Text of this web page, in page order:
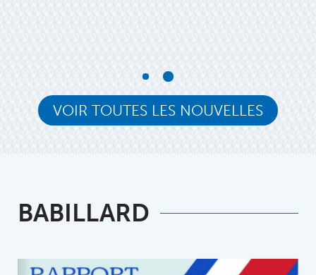
VOIR TOUTES LES NOUVELLES
BABILLARD